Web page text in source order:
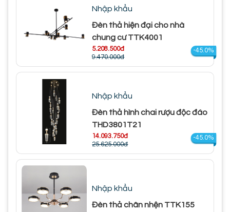
Nhập khẩu
Đèn thả hiện đại cho nhà
chung cư TTK4001
5.208.500đ
9.470.000đ
-45.0%
Nhập khẩu
Đèn thả hình chai rượu độc đáo
THD3801T21
14.093.750đ
25.625.000đ
-45.0%
Nhập khẩu
Đèn thả chân nhện TTK155